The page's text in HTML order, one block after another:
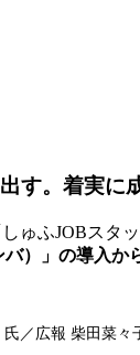
す。着実に
ゅふJOBスタ
）」の導入か
／ 広報 柴田菜々